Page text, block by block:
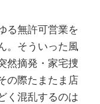
る無許可営業を
。そういった風
然摘発・家宅捜
の際たまたま店
く混乱するのは